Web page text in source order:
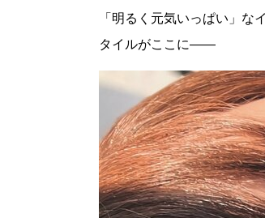
「明るく元気いっぱい」な
タイルがここに――